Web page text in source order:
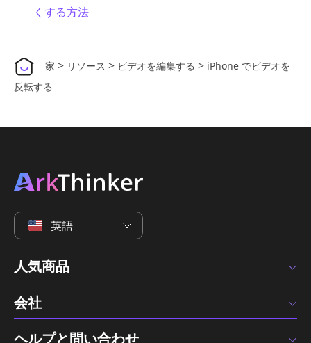
くする方法
家 > リソース > ビデオを編集する > iPhone でビデオを
反転する
英語
人気商品
会社
ヘルプと問い合わせ